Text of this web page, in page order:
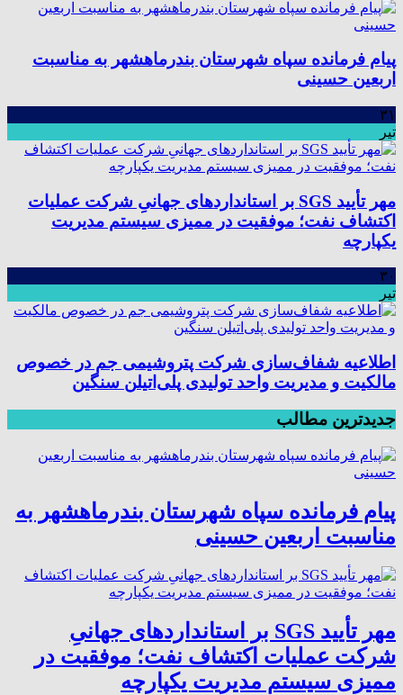
پیام فرمانده سپاه شهرستان بندرماهشهر به مناسبت
اربعین حسینی
۳۱
تیر
مهر تأیید SGS بر استانداردهای جهانیِ شرکت عملیات
اکتشاف نفت؛ موفقیت در ممیزی سیستم مدیریت
یکپارچه
۳۰
تیر
اطلاعیه شفاف‌سازی شرکت پتروشیمی جم در خصوص
مالکیت و مدیریت واحد تولیدی پلی‌اتیلن سنگین
جدیدترین مطالب
پیام فرمانده سپاه شهرستان بندرماهشهر به
مناسبت اربعین حسینی
مهر تأیید SGS بر استانداردهای جهانیِ
شرکت عملیات اکتشاف نفت؛ موفقیت در
ممیزی سیستم مدیریت یکپارچه